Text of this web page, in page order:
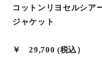
コットンリヨセルシア
ジャケット
￥ 29,700 (税込）